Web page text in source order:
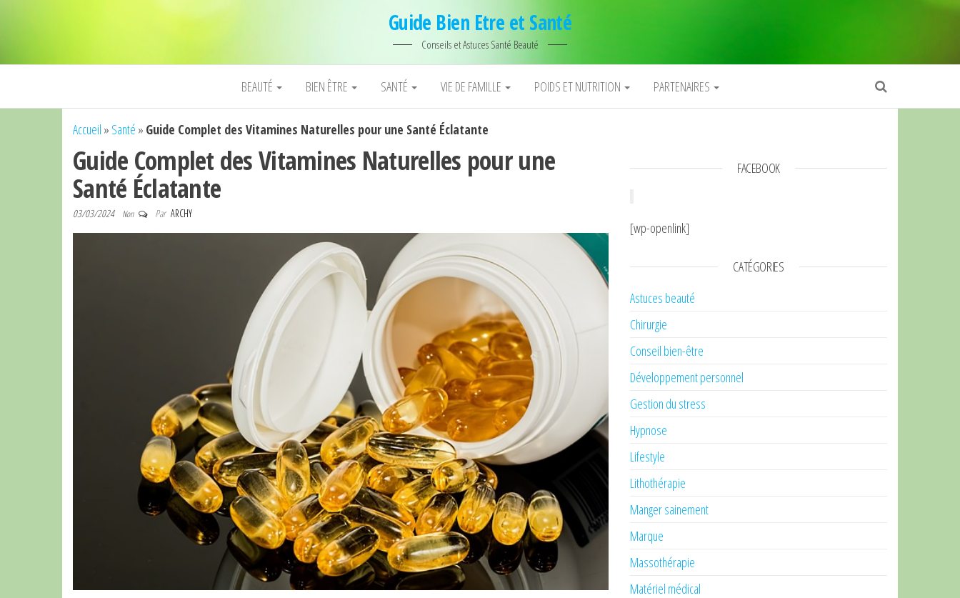
Guide Bien Etre et Santé
Conseils et Astuces Santé Beauté
BEAUTÉ BIEN ÊTRE SANTÉ VIE DE FAMILLE POIDS ET NUTRITION PARTENAIRES
Accueil » Santé » Guide Complet des Vitamines Naturelles pour une Santé Éclatante
Guide Complet des Vitamines Naturelles pour une
Santé Éclatante
03/03/2024 Non Par ARCHY
FACEBOOK
[wp-openlink]
CATÉGORIES
Astuces beauté
Chirurgie
Conseil bien-être
Développement personnel
Gestion du stress
Hypnose
Lifestyle
Lithothérapie
Manger sainement
Marque
Massothérapie
Matériel médical